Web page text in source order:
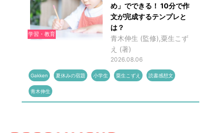
学習・教育
め」でできる！ 10分で作
文が完成するテンプレと
は？
青木伸生 (監修),粟生こず
え (著)
2026.08.06
Gakken 夏休みの宿題 小学生 粟生こずえ 読書感想文
青木伸生